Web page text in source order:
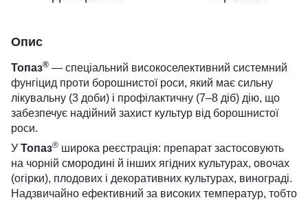
Опис
Топаз® — спеціальний високоселективний системний
фунгіцид проти борошнистої роси, який має сильну
лікувальну (3 доби) і профілактичну (7–8 діб) дію, що
забезпечує надійний захист культур від борошнистої
роси.
У Топаз® широка реєстрація: препарат застосовують
на чорній смородині й інших ягідних культурах, овочах
(огірки), плодових і декоративних культурах, винограді.
Надзвичайно ефективний за високих температур, тобто